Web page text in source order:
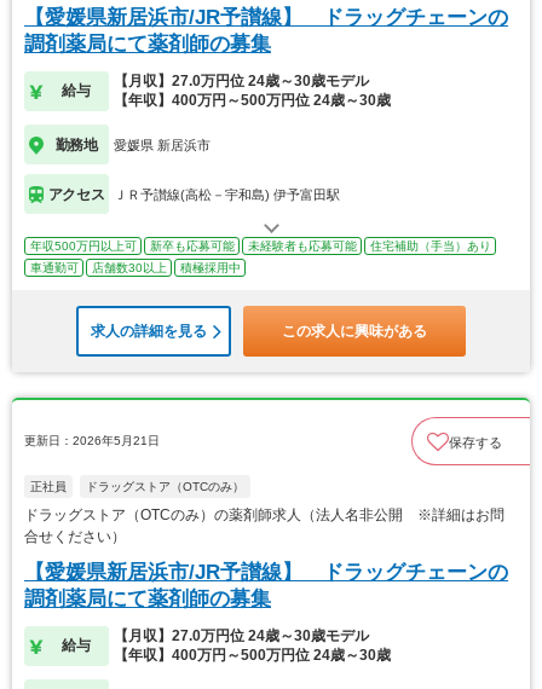
【愛媛県新居浜市/JR予讃線】 ドラッグチェーンの
調剤薬局にて薬剤師の募集
給与
【月収】27.0万円位 24歳～30歳モデル
【年収】400万円～500万円位 24歳～30歳
勤務地 愛媛県 新居浜市
アクセス ＪＲ予讃線(高松－宇和島) 伊予富田駅
年収500万円以上可 新卒も応募可能 未経験者も応募可能
住宅補助（手当）あり
車通勤可
店舗数30以上 積極採用中
求人の詳細を見る この求人に興味がある
更新日：2026年5月21日 保存する
正社員 ドラッグストア（OTCのみ）
ドラッグストア（OTCのみ）の薬剤師求人（法人名非公開 ※詳細はお問
合せください）
【愛媛県新居浜市/JR予讃線】 ドラッグチェーンの
調剤薬局にて薬剤師の募集
給与
【月収】27.0万円位 24歳～30歳モデル
【年収】400万円～500万円位 24歳～30歳